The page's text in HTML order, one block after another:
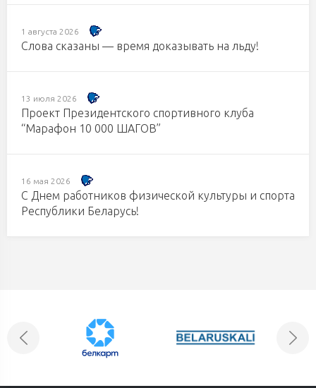
1 августа 2026
Слова сказаны — время доказывать на льду!
13 июля 2026
Проект Президентского спортивного клуба
“Марафон 10 000 ШАГОВ”
16 мая 2026
С Днем работников физической культуры и спорта
Республики Беларусь!